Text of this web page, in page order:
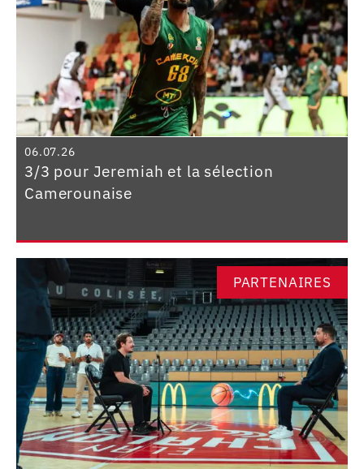
06.07.26
3/3 pour Jeremiah et la sélection
Camerounaise
PARTENAIRES